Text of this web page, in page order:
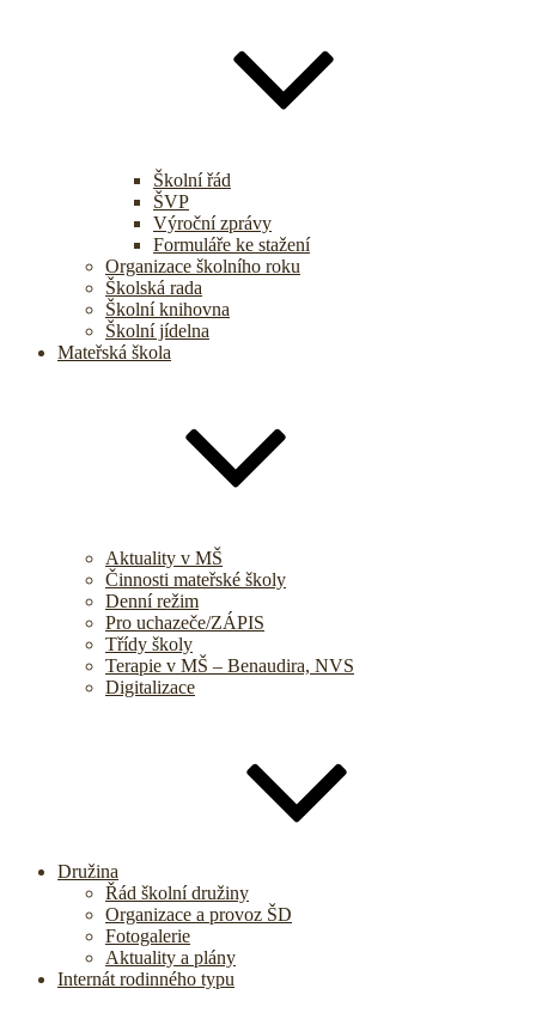
Školní řád
ŠVP
Výroční zprávy
Formuláře ke stažení
Organizace školního roku
Školská rada
Školní knihovna
Školní jídelna
Mateřská škola
Aktuality v MŠ
Činnosti mateřské školy
Denní režim
Pro uchazeče/ZÁPIS
Třídy školy
Terapie v MŠ – Benaudira, NVS
Digitalizace
Družina
Řád školní družiny
Organizace a provoz ŠD
Fotogalerie
Aktuality a plány
Internát rodinného typu